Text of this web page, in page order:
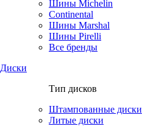
Шины Michelin
Continental
Шины Marshal
Шины Pirelli
Все бренды
Диски
Тип дисков
Штампованные диски
Литые диски